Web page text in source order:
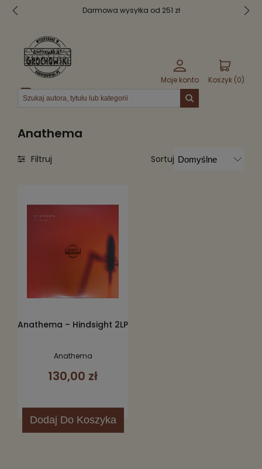
Darmowa wysyłka od 251 zł
Moje konto Koszyk (0)
Menu
Anathema
Sortuj
Filtruj
Anathema – Hindsight 2LP
Anathema
130,00 zł
Dodaj Do Koszyka